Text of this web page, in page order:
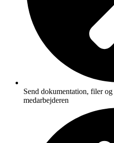
Send dokumentation, filer
medarbejderen